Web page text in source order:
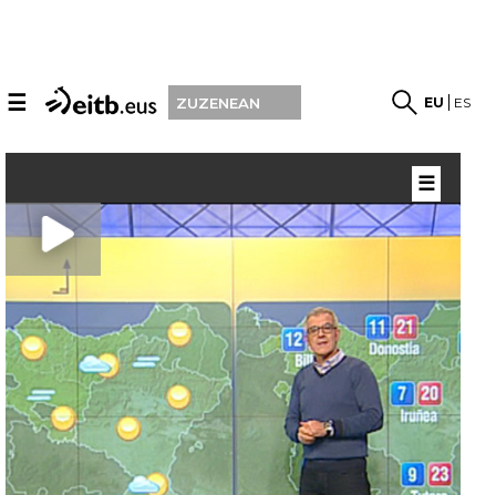
☰ ZUZENEAN EU ES
☰